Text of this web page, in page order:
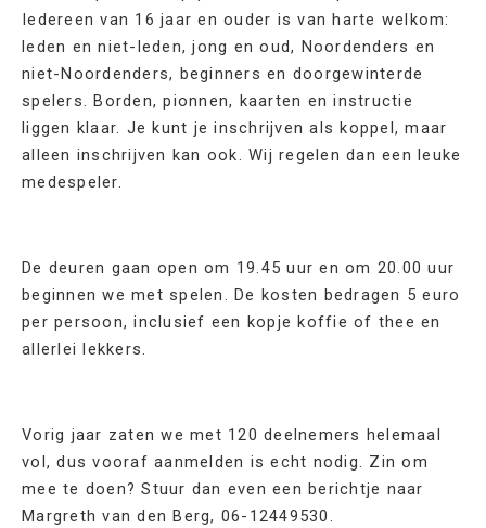
Iedereen van 16 jaar en ouder is van harte welkom:
leden en niet-leden, jong en oud, Noordenders en
niet-Noordenders, beginners en doorgewinterde
spelers. Borden, pionnen, kaarten en instructie
liggen klaar. Je kunt je inschrijven als koppel, maar
alleen inschrijven kan ook. Wij regelen dan een leuke
medespeler.
De deuren gaan open om 19.45 uur en om 20.00 uur
beginnen we met spelen. De kosten bedragen 5 euro
per persoon, inclusief een kopje koffie of thee en
allerlei lekkers.
Vorig jaar zaten we met 120 deelnemers helemaal
vol, dus vooraf aanmelden is echt nodig. Zin om
mee te doen? Stuur dan even een berichtje naar
Margreth van den Berg, 06-12449530.